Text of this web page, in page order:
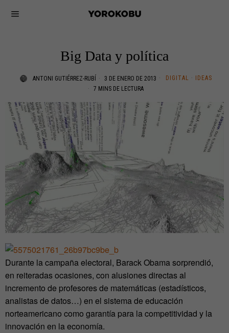
Big Data y política
ANTONI GUTIÉRREZ-RUBÍ 3 DE ENERO DE 2013 DIGITAL ·
IDEAS
7 MINS DE LECTURA
Durante la campaña electoral, Barack Obama sorprendió,
en reiteradas ocasiones, con alusiones directas al
incremento de profesores de matemáticas (estadísticos,
analistas de datos…) en el sistema de educación
norteamericano como garantía para la competitividad y la
innovación en la economía.